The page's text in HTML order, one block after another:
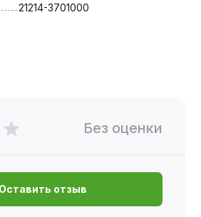
21214-3701000
Без оценки
Оставить отзыв